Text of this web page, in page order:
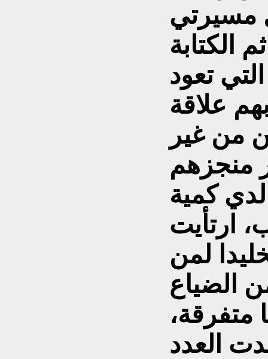
مسيرتي
الكتابة
تعود
علاقة
من غير
منجزهم
كمية
ارتأيت
لمن
الضياع
متفرقة،
العدد